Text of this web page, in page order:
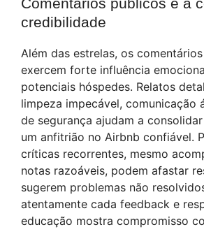
Comentários públicos e a
credibilidade
Além das estrelas, os
exercem forte influência
potenciais hóspedes. Relatos
limpeza impecável, comunicação
de segurança ajudam a
um anfitrião no Airbnb confiável.
críticas recorrentes, mesmo
notas razoáveis, podem afastar
sugerem problemas não
atentamente cada feedback e
educação mostra compromisso